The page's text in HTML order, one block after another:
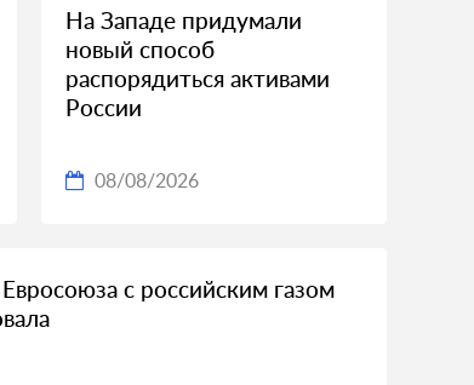
На Западе придумали
новый способ
распорядиться активами
России
08/08/2026
с российским газом